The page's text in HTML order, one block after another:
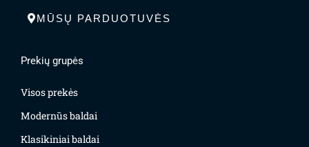
MŪSŲ PARDUOTUVĖS
Prekių grupės
Visos prekės
Modernūs baldai
Klasikiniai baldai